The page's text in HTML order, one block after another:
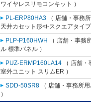
ワイヤレスリモコンキット ）
PL-ERP80HA3 （ 店舗・事務
天井カセット形<i-スクエアタイ
PLP-P160HWH
（ 店舗・事務
ル 標準パネル ）
PUZ-ERMP160LA14 （ 店舗
室外ユニット スリムER ）
SDD-50SR8 （ 店舗・事務所
）